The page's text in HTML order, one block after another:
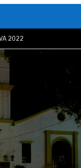
2022